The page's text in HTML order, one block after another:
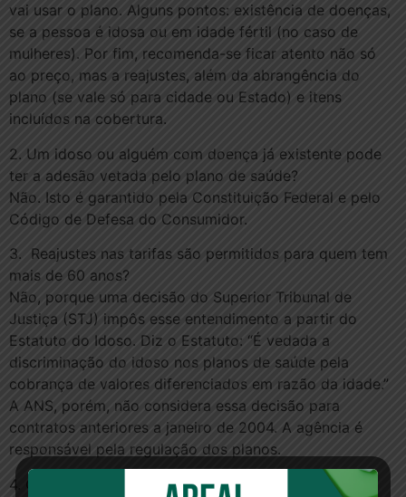
vai usar o plano. Alguns pontos: existência de doenças,
se a pessoa é idosa ou em idade fértil (no caso de
mulheres). Por fim, recomenda-se ficar atento não só
ao preço, mas a reajustes, além da abrangência do
plano (se vale só para cidade ou Estado) e itens
incluídos na cobertura.
2. Um idoso ou alguém com doença já existente pode
ter a adesão vetada pelo plano de saúde?
Não. Isto é garantido pela Constituição Federal e pelo
Código de Defesa do Consumidor.
3. Reajustes nas tarifas são permitidos para quem tem
mais de 60 anos?
Não, porque uma decisão do Superior Tribunal de
Justiça (STJ) impôs esse entendimento a partir do
Estatuto do Idoso. Diz o Estatuto: “É vedada a
discriminação do idoso nos planos de saúde pela
cobrança de valores diferenciados em razão da idade.”
A ANS, porém, não considera essa decisão para
contratos anteriores a janeiro de 2004. A agência é
responsável pela regulação dos planos.
4. Como posso cancelar um plano de saúde?